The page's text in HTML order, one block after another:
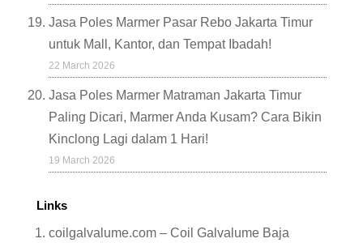
Jasa Poles Marmer Pasar Rebo Jakarta Timur
untuk Mall, Kantor, dan Tempat Ibadah!
22 March 2026
Jasa Poles Marmer Matraman Jakarta Timur
Paling Dicari, Marmer Anda Kusam? Cara Bikin
Kinclong Lagi dalam 1 Hari!
19 March 2026
Links
coilgalvalume.com – Coil Galvalume Baja